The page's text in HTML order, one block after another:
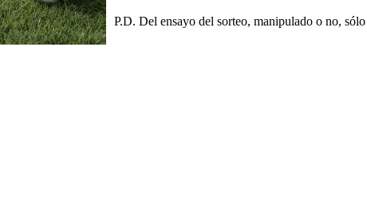
P.D. Del ensayo del sorteo, manipulado o no,